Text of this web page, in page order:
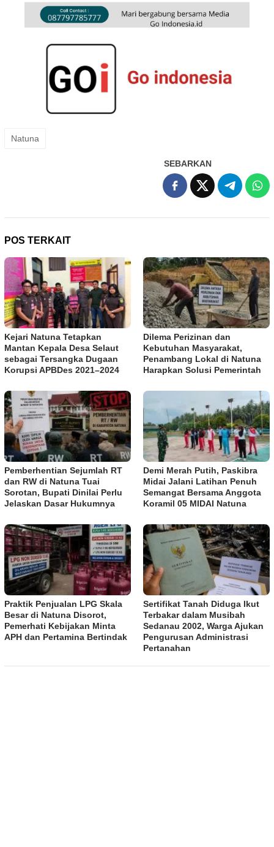
Natuna
SEBARKAN
POS TERKAIT
Kejari Natuna Tetapkan
Mantan Kepala Desa Selaut
sebagai Tersangka Dugaan
Korupsi APBDes 2021–2024
Dilema Perizinan dan
Kebutuhan Masyarakat,
Penambang Lokal di Natuna
Harapkan Solusi Pemerintah
Pemberhentian Sejumlah RT
dan RW di Natuna Tuai
Sorotan, Bupati Dinilai Perlu
Jelaskan Dasar Hukumnya
Demi Merah Putih, Paskibra
Midai Jalani Latihan Penuh
Semangat Bersama Anggota
Koramil 05 MIDAI Natuna
Praktik Penjualan LPG Skala
Besar di Natuna Disorot,
Pemerhati Kebijakan Minta
APH dan Pertamina Bertindak
Sertifikat Tanah Diduga Ikut
Terbakar dalam Musibah
Sedanau 2002, Warga Ajukan
Pengurusan Administrasi
Pertanahan